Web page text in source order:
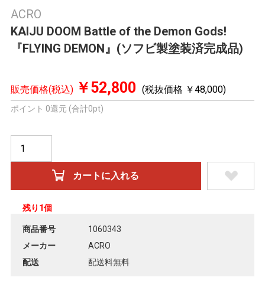
ACRO
KAIJU DOOM Battle of the Demon Gods!
『FLYING DEMON』(ソフビ製塗装済完成品)
販売価格(税込) ￥52,800 (税抜価格 ￥48,000)
ポイント 0還元 (合計0pt)
残り1個
商品番号
1060343
メーカー
ACRO
配送
配送料無料